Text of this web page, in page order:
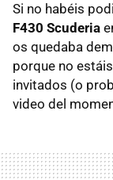
Si no habéis
F430 Scuderia
os quedaba
porque no
invitados (o
video del